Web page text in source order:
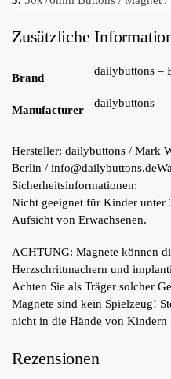
Zusätzliche
Brand
dailybuttons –
Manufacturer
dailybuttons
Hersteller: dailybuttons / Mark
Berlin / info@dailybuttons.de
Sicherheitsinformationen:
Nicht geeignet für Kinder unter
Aufsicht von Erwachsenen.
ACHTUNG: Magnete können
Herzschrittmachern und
Achten Sie als Träger solcher
Magnete sind kein Spielzeug!
nicht in die Hände von Kindern
Rezensionen